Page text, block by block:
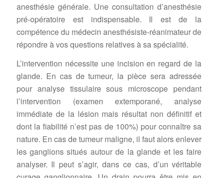
anesthésie générale. Une consultation d’anesthésie
pré-opératoire est indispensable. Il est de la
compétence du médecin anesthésiste-réanimateur de
répondre à vos questions relatives à sa spécialité.
L’intervention nécessite une incision en regard de la
glande. En cas de tumeur, la pièce sera adressée
pour analyse tissulaire sous microscope pendant
l’intervention (examen extemporané, analyse
immédiate de la lésion mais résultat non définitif et
dont la fiabilité n’est pas de 100%) pour connaître sa
nature. En cas de tumeur maligne, il faut alors enlever
les ganglions situés autour de la glande et les faire
analyser. Il peut s’agir, dans ce cas, d’un véritable